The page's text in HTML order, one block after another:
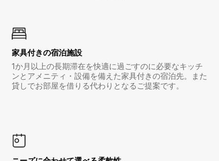
家具付き⁠の宿⁠泊⁠施⁠設
1か月以上の長期滞在を快適に過ごすのに必要なキッチ
ンとアメニティ・設備を備えた家具付きの宿泊先。また
貸しでお部屋を借りる代わりとなるご提案です。